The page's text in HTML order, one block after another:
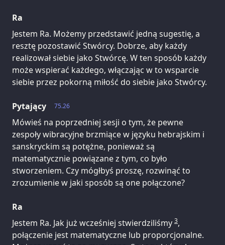
Ra
Jestem Ra. Możemy przedstawić jedną sugestię, a
resztę pozostawić Stwórcy. Dobrze, aby każdy
realizował siebie jako Stwórcę. W ten sposób każdy
może wspierać każdego, włączając w to wsparcie
siebie przez pokorną miłość do siebie jako Stwórcy.
75.26
Pytający
Mówieś na poprzedniej sesji o tym, że pewne
zespoły wibracyjne brzmiące w języku hebrajskim i
sanskryckim są potężne, ponieważ są
matematycznie powiązane z tym, co było
stworzeniem. Czy mógłbyś proszę, rozwinąć to
zrozumienie w jaki sposób są one połączone?
Ra
Jestem Ra. Jak już wcześniej stwierdziliśmy 3,
połączenie jest matematyczne lub proporcjonalne.